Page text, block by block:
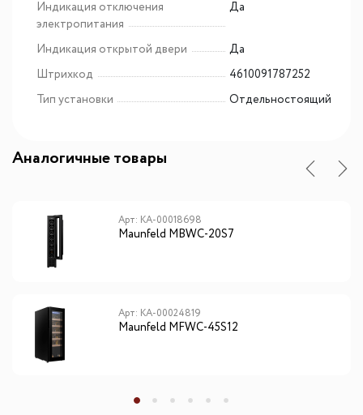
Индикация отключения
электропитания
Да
Индикация открытой двери
Да
Штрихкод
4610091787252
Тип установки
Отдельностоящий
Аналогичные товары
Арт: КА-00018698
Maunfeld MBWC-20S7
Арт: КА-00024819
Maunfeld MFWC-45S12